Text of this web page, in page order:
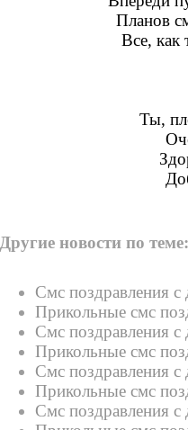
Планов
Все, как
Ты,
Другие новости по теме:
Смс поздравления
Прикольные смс
Смс поздравления
Прикольные смс
Смс поздравления
Прикольные смс
Смс поздравления